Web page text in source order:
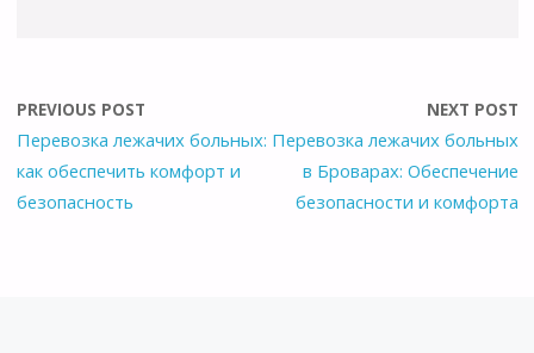
PREVIOUS POST
Перевозка лежачих больных:
как обеспечить комфорт и
безопасность
NEXT POST
Перевозка лежачих больных
в Броварах: Обеспечение
безопасности и комфорта